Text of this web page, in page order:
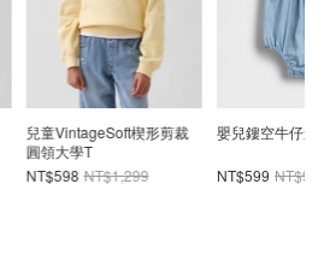
嬰兒鏤空牛仔連身衣
NT$599 NT$999
GapKids ×
NT$398